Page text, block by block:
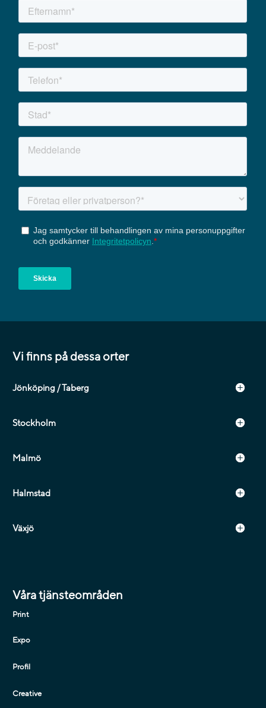
Vi finns på dessa orter
Jönköping / Taberg
Stockholm
Malmö
Halmstad
Växjö
Våra tjänsteområden
Print
Expo
Profil
Creative